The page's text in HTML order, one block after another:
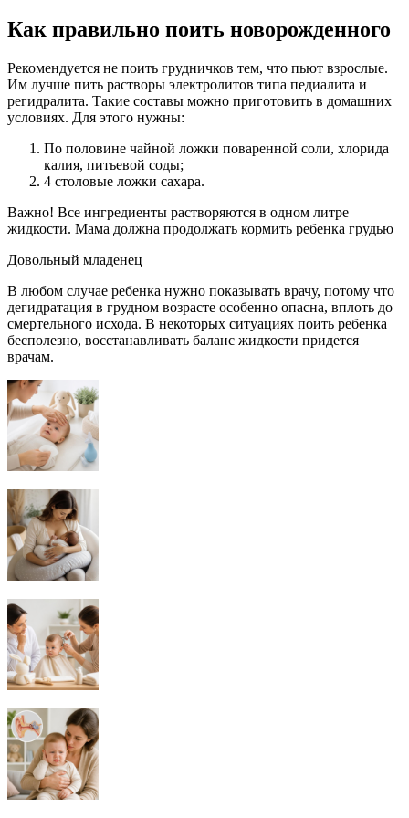
Как правильно поить новорожденного
Рекомендуется не поить грудничков тем, что пьют взрослые.
Им лучше пить растворы электролитов типа педиалита и
регидралита. Такие составы можно приготовить в домашних
условиях. Для этого нужны:
По половине чайной ложки поваренной соли, хлорида
калия, питьевой соды;
4 столовые ложки сахара.
Важно! Все ингредиенты растворяются в одном литре
жидкости. Мама должна продолжать кормить ребенка грудью
Довольный младенец
В любом случае ребенка нужно показывать врачу, потому что
дегидратация в грудном возрасте особенно опасна, вплоть до
смертельного исхода. В некоторых ситуациях поить ребенка
бесполезно, восстанавливать баланс жидкости придется
врачам.